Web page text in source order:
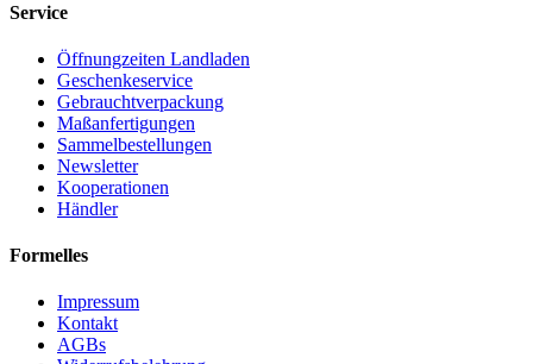
Service
Öffnungzeiten Landladen
Geschenkeservice
Gebrauchtverpackung
Maßanfertigungen
Sammelbestellungen
Newsletter
Kooperationen
Händler
Formelles
Impressum
Kontakt
AGBs